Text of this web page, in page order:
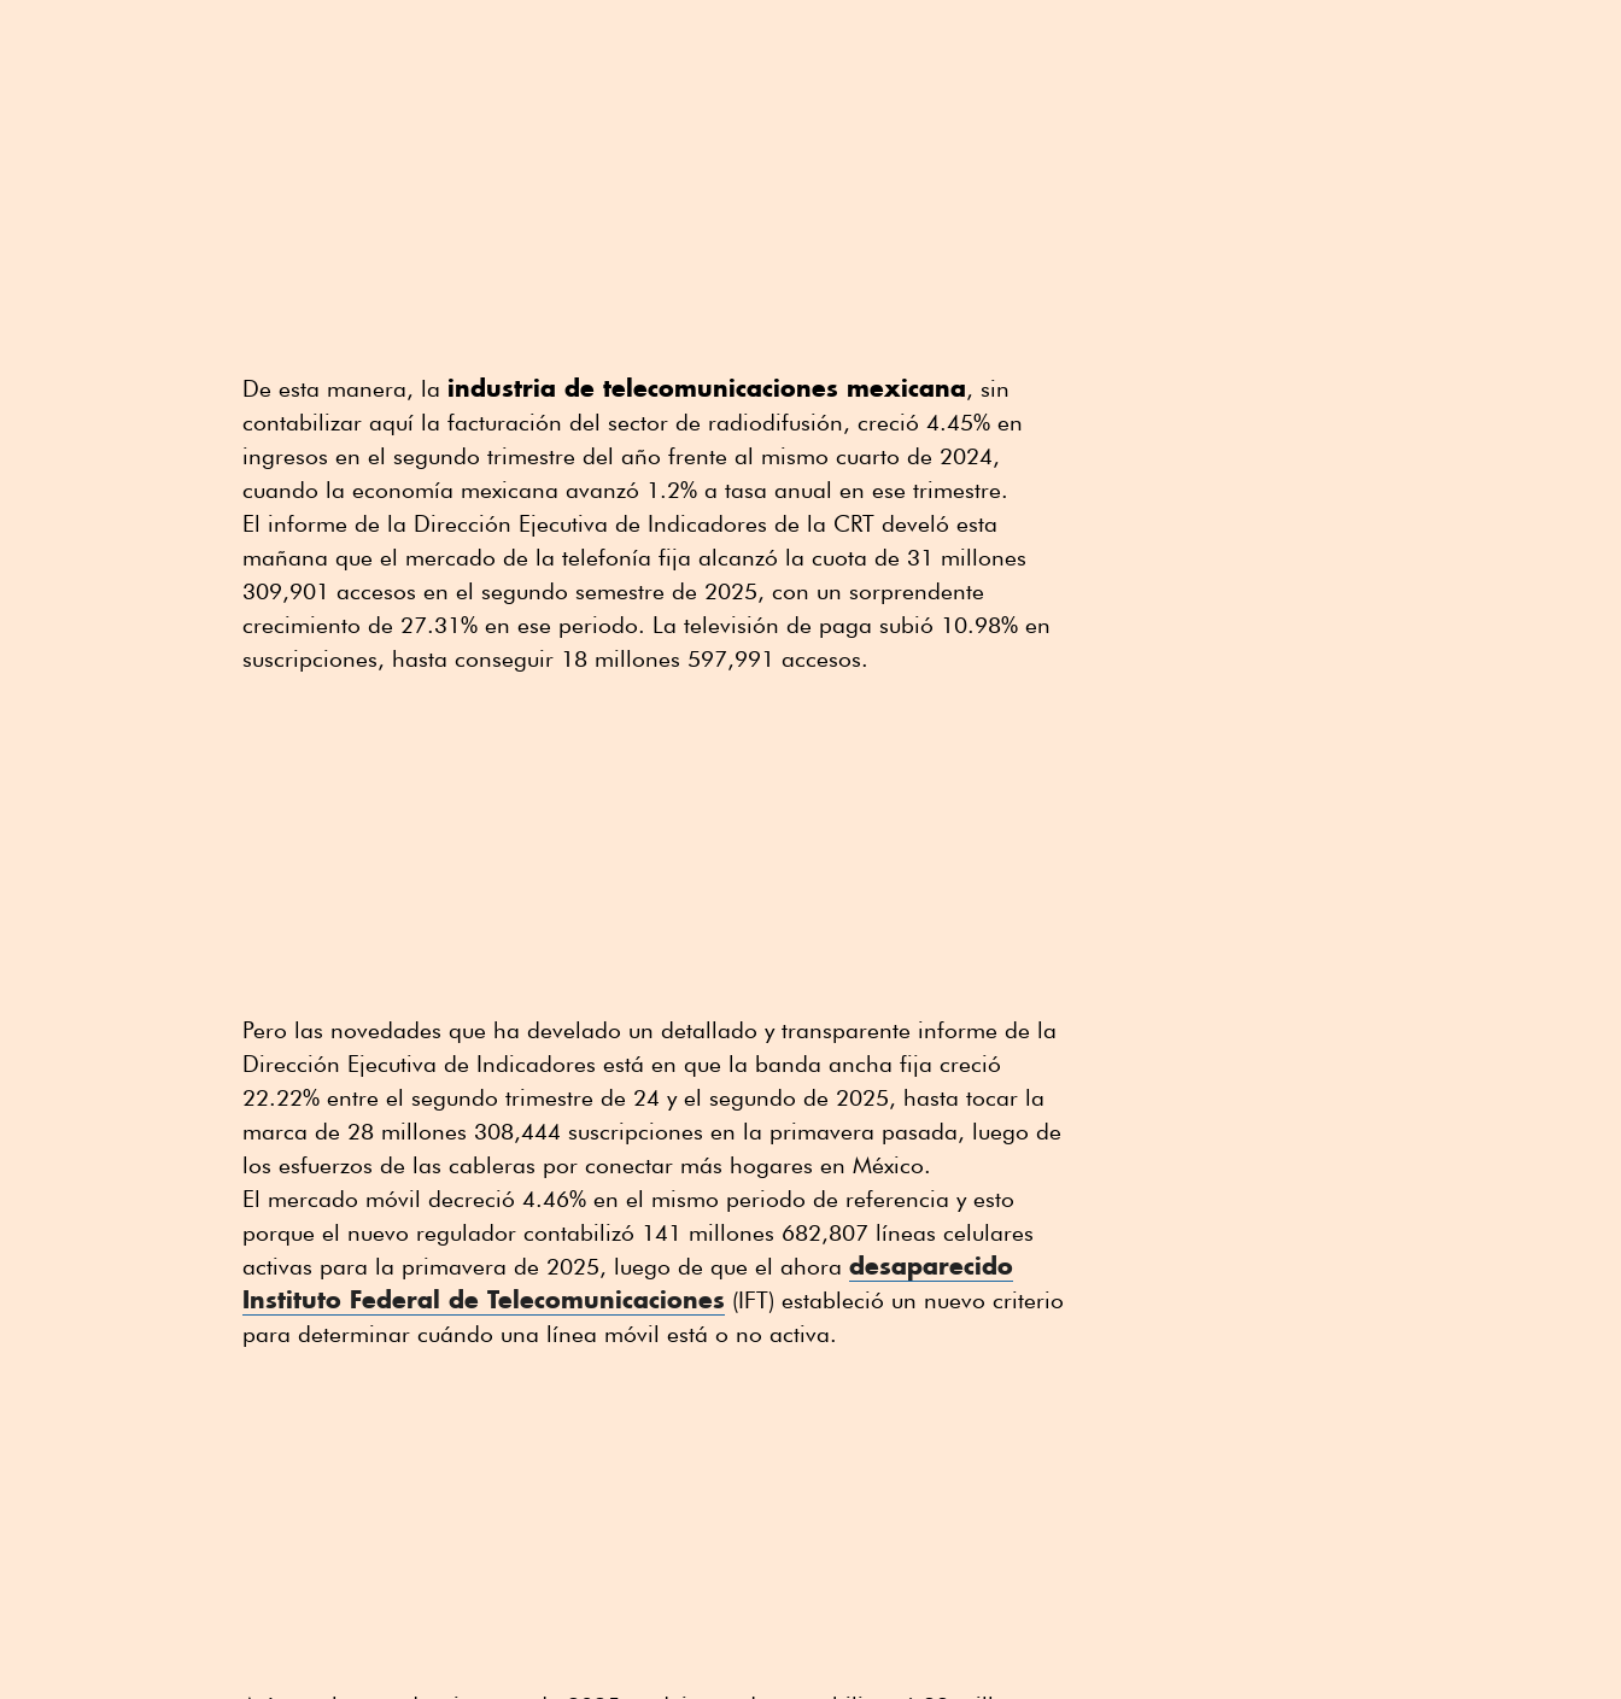
De esta manera, la industria de telecomunicaciones mexicana, sin
contabilizar aquí la facturación del sector de radiodifusión, creció 4.45% en
ingresos en el segundo trimestre del año frente al mismo cuarto de 2024,
cuando la economía mexicana avanzó 1.2% a tasa anual en ese trimestre.
El informe de la Dirección Ejecutiva de Indicadores de la CRT develó esta
mañana que el mercado de la telefonía fija alcanzó la cuota de 31 millones
309,901 accesos en el segundo semestre de 2025, con un sorprendente
crecimiento de 27.31% en ese periodo. La televisión de paga subió 10.98% en
suscripciones, hasta conseguir 18 millones 597,991 accesos.
Pero las novedades que ha develado un detallado y transparente informe de la
Dirección Ejecutiva de Indicadores está en que la banda ancha fija creció
22.22% entre el segundo trimestre de 24 y el segundo de 2025, hasta tocar la
marca de 28 millones 308,444 suscripciones en la primavera pasada, luego de
los esfuerzos de las cableras por conectar más hogares en México.
El mercado móvil decreció 4.46% en el mismo periodo de referencia y esto
porque el nuevo regulador contabilizó 141 millones 682,807 líneas celulares
activas para la primavera de 2025, luego de que el ahora desaparecido
Instituto Federal de Telecomunicaciones (IFT) estableció un nuevo criterio
para determinar cuándo una línea móvil está o no activa.